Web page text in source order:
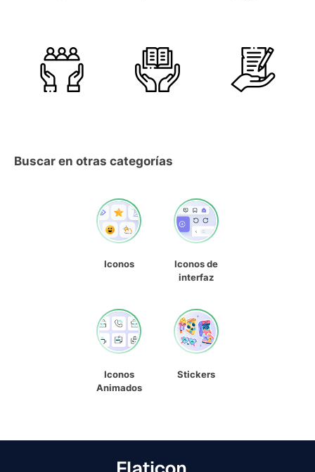
Buscar en otras categorías
Iconos
Iconos de
interfaz
Iconos
Animados
Stickers